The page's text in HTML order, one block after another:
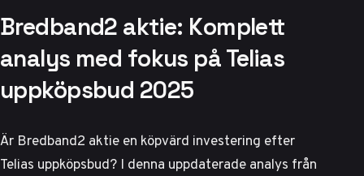
Bredband2 aktie: Komplett
analys med fokus på Telias
uppköpsbud 2025
Är Bredband2 aktie en köpvärd investering efter
Telias uppköpsbud? I denna uppdaterade analys från